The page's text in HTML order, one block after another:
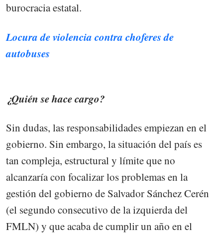
burocracia estatal.
Locura de violencia contra choferes de
autobuses
¿Quién se hace cargo?
Sin dudas, las responsabilidades empiezan en el
gobierno. Sin embargo, la situación del país es
tan compleja, estructural y límite que no
alcanzaría con focalizar los problemas en la
gestión del gobierno de Salvador Sánchez Cerén
(el segundo consecutivo de la izquierda del
FMLN) y que acaba de cumplir un año en el